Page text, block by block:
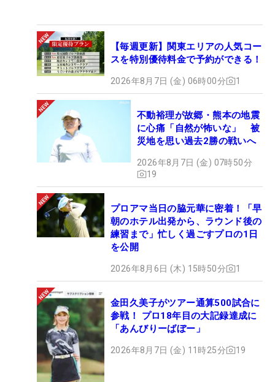
【毎週更新】関東エリアの人気コー
スを特別優待料金で予約ができる！
2026年8月7日 (金) 06時00分 1
不動裕理が故郷・熊本の地震
に心痛「自然が怖いな」 被
災地を思い過去2勝の戦いへ
2026年8月7日 (金) 07時50分
19
プロアマ当日の脇元華に密着！「早
朝のホテル出発から、ラウンド後の
練習まで」忙しく過ごすプロの1日
を公開
2026年8月6日 (木) 15時50分 1
金田久美子がツアー通算500試合に
参戦！ プロ18年目の大記録達成に
「あんびりーばぼー」
2026年8月7日 (金) 11時25分 19